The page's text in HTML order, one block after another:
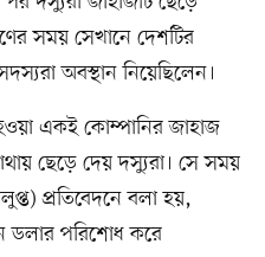
সময় সেখানে দেশটির
অবস্থান নিয়েছিলেন।
একই কোম্পানির জাহাজ
ছেড়ে দেয় দস্যুরা। সে সময়
প্রতিবেদনে বলা হয়,
ডলার পরিশোধ করে